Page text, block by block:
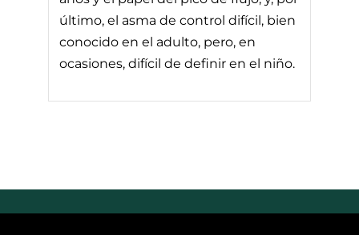
último, el asma de control difícil, bien
conocido en el adulto, pero, en
ocasiones, difícil de definir en el niño.